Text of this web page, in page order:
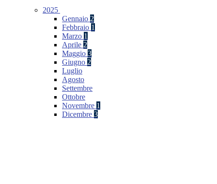
2025
Gennaio 2
Febbraio 1
Marzo 1
Aprile 2
Maggio 3
Giugno 2
Luglio
Agosto
Settembre
Ottobre
Novembre 1
Dicembre 3